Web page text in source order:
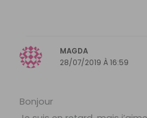
MAGDA
28/07/2019 À 16:59
Bonjour